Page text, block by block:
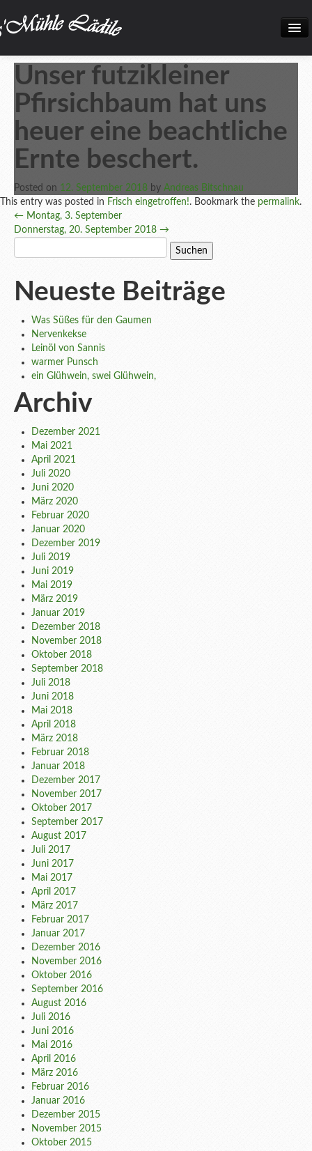
Home
Neuigkeiten
Frisch eingetroffen!
Unsere Biokiste
Produkte
Öffnungszeiten
Über uns
Unser futzikleiner
Pfirsichbaum hat uns
heuer eine beachtliche
Ernte beschert.
Posted on 12. September 2018 by Andreas Bitschnau
This entry was posted in Frisch eingetroffen!. Bookmark the permalink.
Post
navigation
← Montag, 3. September
Donnerstag, 20. September 2018 →
nach:
Neueste Beiträge
Was Süßes für den Gaumen
Nervenkekse
Leinöl von Sannis
warmer Punsch
ein Glühwein, swei Glühwein,
Archiv
Dezember 2021
Mai 2021
April 2021
Juli 2020
Juni 2020
März 2020
Februar 2020
Januar 2020
Dezember 2019
Juli 2019
Juni 2019
Mai 2019
März 2019
Januar 2019
Dezember 2018
November 2018
Oktober 2018
September 2018
Juli 2018
Juni 2018
Mai 2018
April 2018
März 2018
Februar 2018
Januar 2018
Dezember 2017
November 2017
Oktober 2017
September 2017
August 2017
Juli 2017
Juni 2017
Mai 2017
April 2017
März 2017
Februar 2017
Januar 2017
Dezember 2016
November 2016
Oktober 2016
September 2016
August 2016
Juli 2016
Juni 2016
Mai 2016
April 2016
März 2016
Februar 2016
Januar 2016
Dezember 2015
November 2015
Oktober 2015